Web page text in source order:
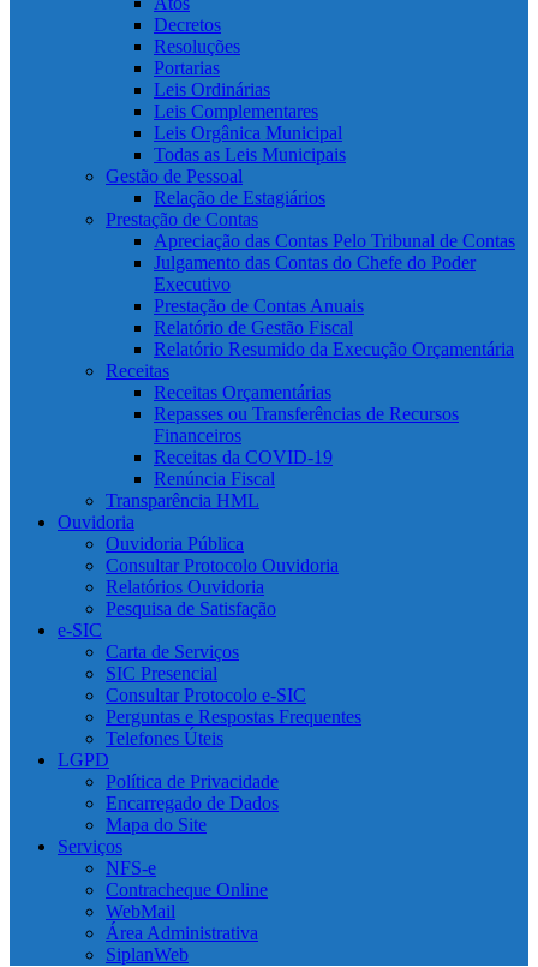
Decretos
Resoluções
Portarias
Leis Ordinárias
Leis Complementares
Leis Orgânica Municipal
Todas as Leis Municipais
Gestão de Pessoal
Relação de Estagiários
Prestação de Contas
Apreciação das Contas Pelo Tribunal de Contas
Julgamento das Contas do Chefe do Poder
Executivo
Prestação de Contas Anuais
Relatório de Gestão Fiscal
Relatório Resumido da Execução Orçamentária
Receitas
Receitas Orçamentárias
Repasses ou Transferências de Recursos
Financeiros
Receitas da COVID-19
Renúncia Fiscal
Transparência HML
Ouvidoria
Ouvidoria Pública
Consultar Protocolo Ouvidoria
Relatórios Ouvidoria
Pesquisa de Satisfação
e-SIC
Carta de Serviços
SIC Presencial
Consultar Protocolo e-SIC
Perguntas e Respostas Frequentes
Telefones Úteis
LGPD
Política de Privacidade
Encarregado de Dados
Mapa do Site
Serviços
NFS-e
Contracheque Online
WebMail
Área Administrativa
SiplanWeb